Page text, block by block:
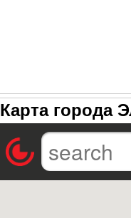
Карта города